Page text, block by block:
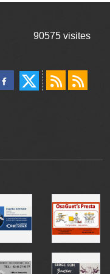
90575 visites